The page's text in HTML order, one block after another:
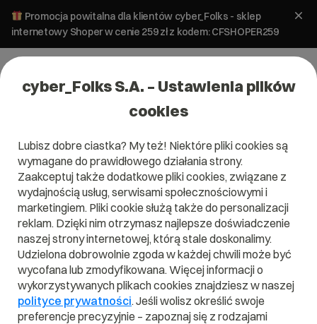
Promocja powitalna dla klientów cyber_Folks - sklep
internetowy Shoper w cenie 259 zł z kodem: CFSHOPER259
SEO i SEM
Jak poprawić pozycję strony w
Google? Kompendium widoczności
11 czerwca 2026 ok.33min
cyber_Folks S.A. – Ustawienia plików
cookies
Lubisz dobre ciastka? My też! Niektóre pliki cookies są
wymagane do prawidłowego działania strony.
Zaakceptuj także dodatkowe pliki cookies, związane z
wydajnością usług, serwisami społecznościowymi i
marketingiem. Pliki cookie służą także do personalizacji
reklam. Dzięki nim otrzymasz najlepsze doświadczenie
naszej strony internetowej, którą stale doskonalimy.
Udzielona dobrowolnie zgoda w każdej chwili może być
wycofana lub zmodyfikowana. Więcej informacji o
wykorzystywanych plikach cookies znajdziesz w naszej
polityce prywatności. Jeśli wolisz określić swoje
preferencje precyzyjnie – zapoznaj się z rodzajami